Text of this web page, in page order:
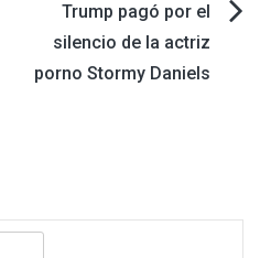
Trump pagó por el
silencio de la actriz
porno Stormy Daniels